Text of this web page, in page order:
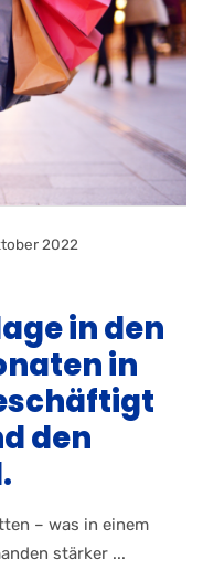
2022
in den
in
den
– was in einem
stärker ...